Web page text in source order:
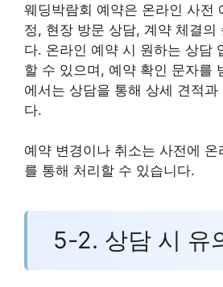
웨딩박람회 예약은 온라인 사전
정, 현장 방문 상담, 계약 체결의
다. 온라인 예약 시 원하는 상담
할 수 있으며, 예약 확인 문자를
에서는 상담을 통해 상세 견적과
다.
예약 변경이나 취소는 사전에 온
를 통해 처리할 수 있습니다.
5-2. 상담 시 유